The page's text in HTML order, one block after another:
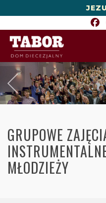
GRUPOWE
MŁODZIEŻY